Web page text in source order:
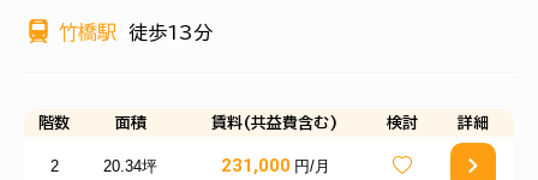
竹橋駅 徒歩13分
階数 面積 賃料(共益費含む) 検討 詳細
2 20.34坪 231,000 円/月